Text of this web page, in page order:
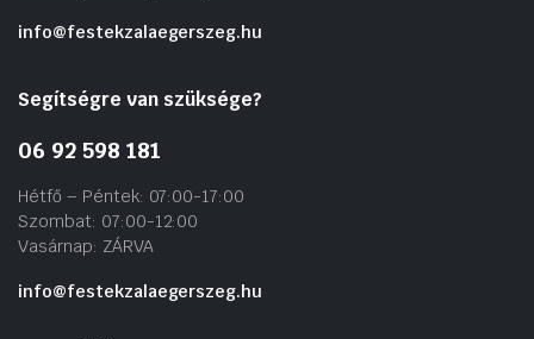
info@festekzalaegerszeg.hu
Segítségre van szüksége?
06 92 598 181
Hétfő – Péntek: 07:00-17:00
Szombat: 07:00-12:00
Vasárnap: ZÁRVA
info@festekzalaegerszeg.hu